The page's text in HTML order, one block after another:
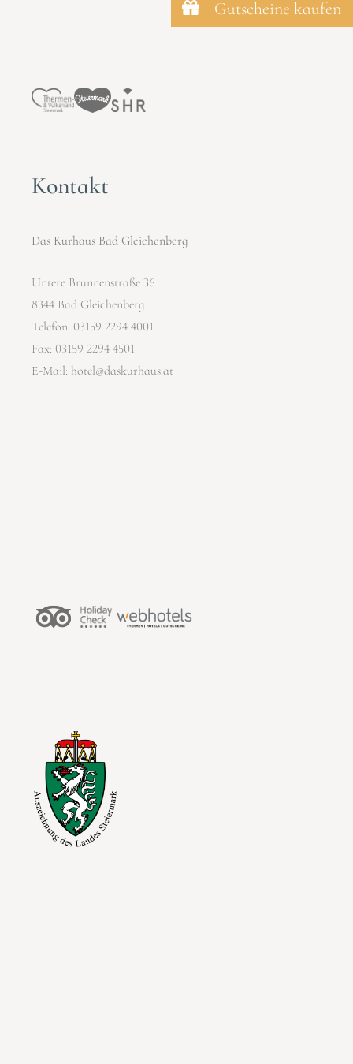
Kontakt
Das Kurhaus Bad Gleichenberg
Untere Brunnenstraße 36
8344 Bad Gleichenberg
Telefon: 03159 2294 4001
Fax: 03159 2294 4501
E-Mail:hotel@daskurhaus.at
Gutscheine kaufen